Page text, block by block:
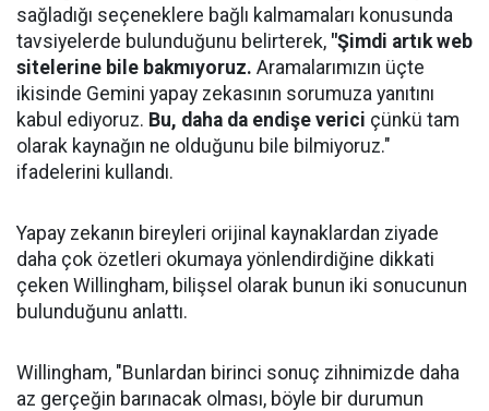
sağladığı seçeneklere bağlı kalmamaları konusunda
tavsiyelerde bulunduğunu belirterek, "Şimdi artık web
sitelerine bile bakmıyoruz. Aramalarımızın üçte
ikisinde Gemini yapay zekasının sorumuza yanıtını
kabul ediyoruz. Bu, daha da endişe verici çünkü tam
olarak kaynağın ne olduğunu bile bilmiyoruz."
ifadelerini kullandı.
Yapay zekanın bireyleri orijinal kaynaklardan ziyade
daha çok özetleri okumaya yönlendirdiğine dikkati
çeken Willingham, bilişsel olarak bunun iki sonucunun
bulunduğunu anlattı.
Willingham, "Bunlardan birinci sonuç zihnimizde daha
az gerçeğin barınacak olması, böyle bir durumun